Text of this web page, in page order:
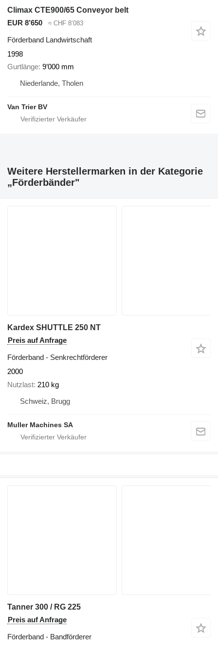
Climax CTE900/65 Conveyor belt
EUR 8’650
≈ CHF 8’083
Förderband Landwirtschaft
1998
Gurtlänge 9’000 mm
Niederlande, Tholen
Van Trier BV
Weitere Herstellermarken in der Kategorie
„Förderbänder"
Kardex SHUTTLE 250 NT
Preis auf Anfrage
Förderband - Senkrechtförderer
2000
Nutzlast 210 kg
Schweiz, Brugg
Muller Machines SA
Tanner 300 / RG 225
Preis auf Anfrage
Förderband - Bandförderer